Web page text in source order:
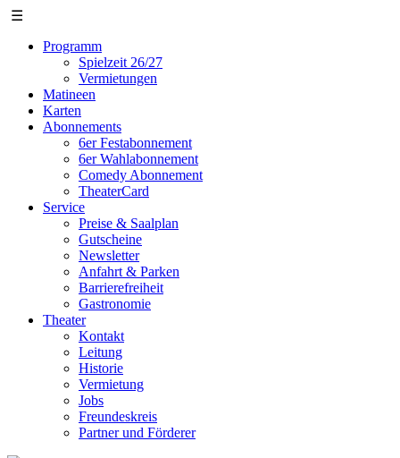
☰
Programm
Spielzeit 26/27
Vermietungen
Matineen
Karten
Abonnements
6er Festabonnement
6er Wahlabonnement
Comedy Abonnement
TheaterCard
Service
Preise & Saalplan
Gutscheine
Newsletter
Anfahrt & Parken
Barrierefreiheit
Gastronomie
Theater
Kontakt
Leitung
Historie
Vermietung
Jobs
Freundeskreis
Partner und Förderer